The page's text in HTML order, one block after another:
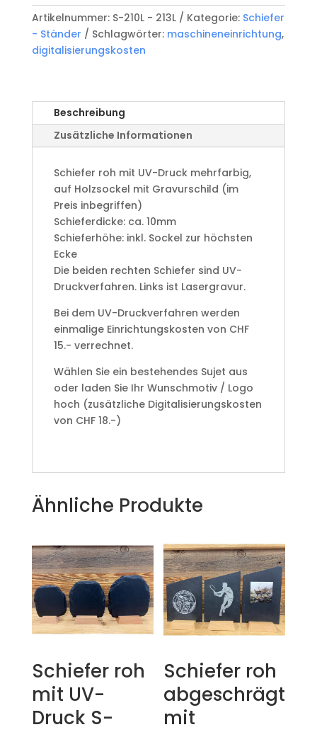
mit
UV-
Druck
S-
213D
Menge
Artikelnummer: S-210L - 213L Kategorie: Schiefer
- Ständer
Schlagwörter: maschineneinrichtung,
digitalisierungskosten
Beschreibung
Zusätzliche Informationen
Schiefer roh mit UV-Druck mehrfarbig,
auf Holzsockel mit Gravurschild (im
Preis inbegriffen)
Schieferdicke: ca. 10mm
Schieferhöhe: inkl. Sockel zur höchsten
Ecke
Die beiden rechten Schiefer sind UV-
Druckverfahren. Links ist Lasergravur.
Bei dem UV-Druckverfahren werden
einmalige Einrichtungskosten von CHF
15.- verrechnet.
Wählen Sie ein bestehendes Sujet aus
oder laden Sie Ihr Wunschmotiv / Logo
hoch (zusätzliche Digitalisierungskosten
von CHF 18.-)
Ähnliche Produkte
Schiefer roh
mit UV-
Druck S-
Schiefer roh
abgeschrägt
mit